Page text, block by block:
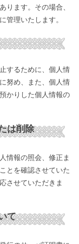
ります。その場合、
管理いたします。
するために、個人情
努め、また、個人情
かりした個人情報の
は削除
情報の照会、修正ま
とを確認させていた
させていただきま
て